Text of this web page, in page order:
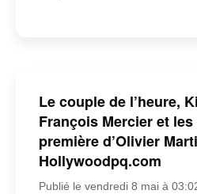
Le couple de l’heure,
François Mercier et
première d’Olivier
Hollywoodpq.com
Publié le vendredi 8 mai à